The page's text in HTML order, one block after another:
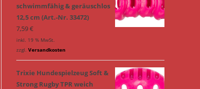
schwimmfähig & geräuschlos
12,5 cm (Art.-Nr. 33472)
7,59€
inkl. 19 % MwSt.
zzgl. Versandkosten
Trixie Hundespielzeug Soft &
Strong Rugby TPR weich